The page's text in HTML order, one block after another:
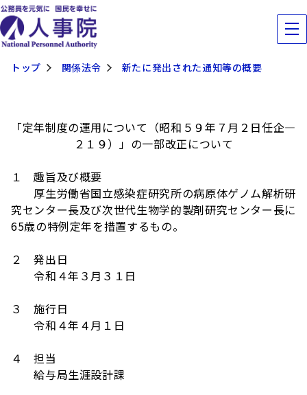
トップ 関係法令 新たに発出された通知等の概要
「定年制度の運用について（昭和５９年７月２日任企―
２１９）」の一部改正について
１ 趣旨及び概要
厚生労働省国立感染症研究所の病原体ゲノム解析研
究センター長及び次世代生物学的製剤研究センター長に
65歳の特例定年を措置するもの。
２ 発出日
令和４年３月３１日
３ 施行日
令和４年４月１日
４ 担当
給与局生涯設計課